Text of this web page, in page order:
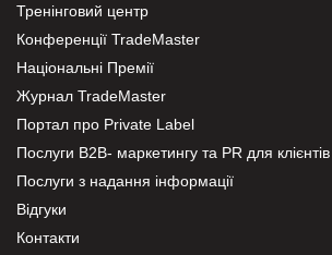
Тренінговий центр
Конференції TradeMaster
Національні Премії
Журнал TradeMaster
Портал про Private Label
Послуги В2В- маркетингу та PR для клієнтів
Послуги з надання інформації
Відгуки
Контакти